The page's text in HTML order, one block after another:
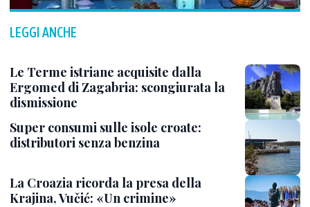
LEGGI ANCHE
Le Terme istriane acquisite dalla
Ergomed di Zagabria: scongiurata la
dismissione
Super consumi sulle isole croate:
distributori senza benzina
La Croazia ricorda la presa della
Krajina, Vučić: «Un crimine»